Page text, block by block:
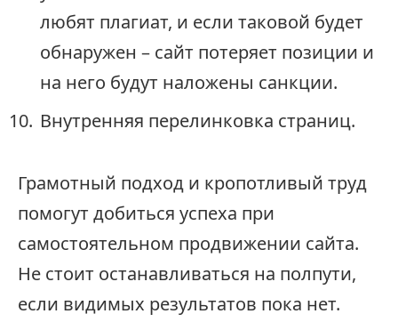
любят плагиат, и если таковой будет
обнаружен – сайт потеряет позиции и
на него будут наложены санкции.
Внутренняя перелинковка страниц.
Грамотный подход и кропотливый труд
помогут добиться успеха при
самостоятельном продвижении сайта.
Не стоит останавливаться на полпути,
если видимых результатов пока нет.